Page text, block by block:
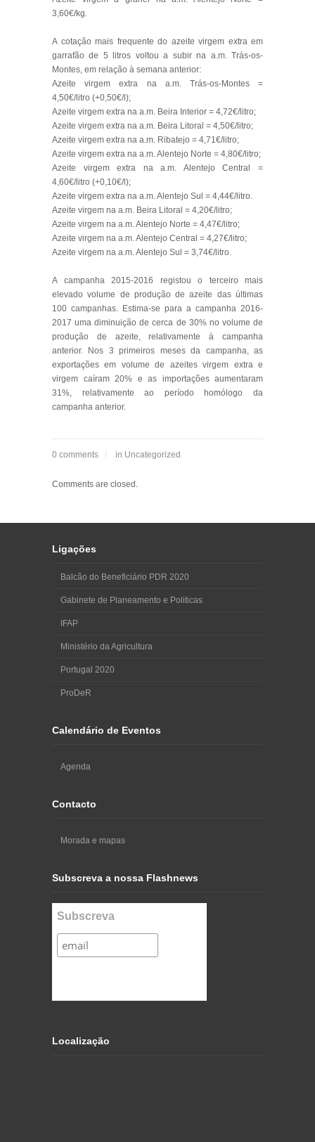
3,60€/kg.
A cotação mais frequente do azeite virgem extra em
garrafão de 5 litros voltou a subir na a.m. Trás-os-
Montes, em relação à semana anterior:
Azeite virgem extra na a.m. Trás-os-Montes =
4,50€/litro (+0,50€/l);
Azeite virgem extra na a.m. Beira Interior = 4,72€/litro;
Azeite virgem extra na a.m. Beira Litoral = 4,50€/litro;
Azeite virgem extra na a.m. Ribatejo = 4,71€/litro;
Azeite virgem extra na a.m. Alentejo Norte = 4,80€/litro;
Azeite virgem extra na a.m. Alentejo Central =
4,60€/litro (+0,10€/l);
Azeite virgem extra na a.m. Alentejo Sul = 4,44€/litro.
Azeite virgem na a.m. Beira Litoral = 4,20€/litro;
Azeite virgem na a.m. Alentejo Norte = 4,47€/litro;
Azeite virgem na a.m. Alentejo Central = 4,27€/litro;
Azeite virgem na a.m. Alentejo Sul = 3,74€/litro.
A campanha 2015-2016 registou o terceiro mais
elevado volume de produção de azeite das últimas
100 campanhas. Estima-se para a campanha 2016-
2017 uma diminuição de cerca de 30% no volume de
produção de azeite, relativamente à campanha
anterior. Nos 3 primeiros meses da campanha, as
exportações em volume de azeites virgem extra e
virgem caíram 20% e as importações aumentaram
31%, relativamente ao período homólogo da
campanha anterior.
0 comments in Uncategorized
Comments are closed.
Ligações
Balcão do Beneficiário PDR 2020
Gabinete de Planeamento e Politicas
IFAP
Ministério da Agricultura
Portugal 2020
ProDeR
Calendário de Eventos
Agenda
Contacto
Morada e mapas
Subscreva a nossa Flashnews
Subscreva
Localização